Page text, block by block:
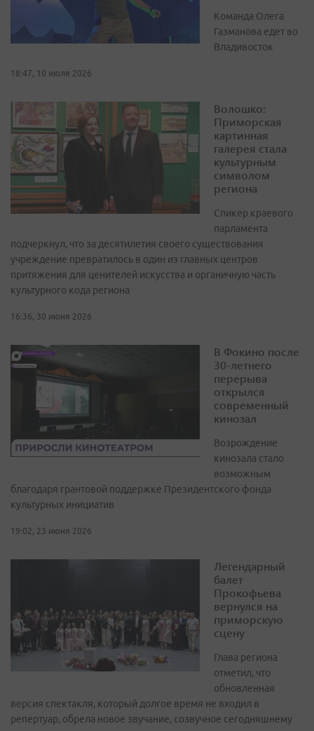
Команда Олега
Газманова едет во
Владивосток
18:47, 10 июля 2026
Волошко:
Приморская
картинная
галерея стала
культурным
символом
региона
Спикер краевого
парламента
подчеркнул, что за десятилетия своего существования
учреждение превратилось в один из главных центров
притяжения для ценителей искусства и органичную часть
культурного кода региона
16:36, 30 июня 2026
В Фокино после
30-летнего
перерыва
открылся
современный
кинозал
Возрождение
кинозала стало
возможным
благодаря грантовой поддержке Президентского фонда
культурных инициатив
19:02, 23 июня 2026
Легендарный
балет
Прокофьева
вернулся на
приморскую
сцену
Глава региона
отметил, что
обновленная
версия спектакля, который долгое время не входил в
репертуар, обрела новое звучание, созвучное сегодняшнему